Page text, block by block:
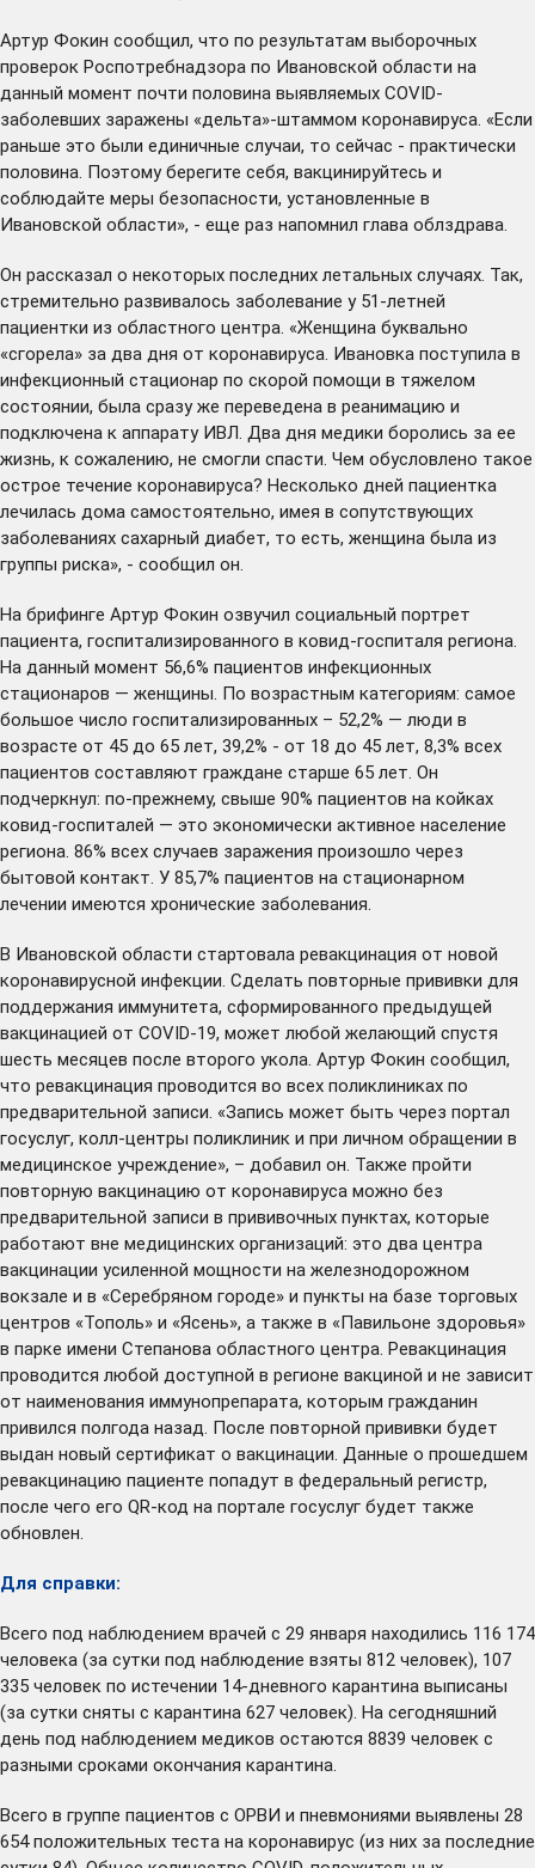
Артур Фокин сообщил, что по результатам выборочных
проверок Роспотребнадзора по Ивановской области на
данный момент почти половина выявляемых COVID-
заболевших заражены «дельта»-штаммом коронавируса. «Если
раньше это были единичные случаи, то сейчас - практически
половина. Поэтому берегите себя, вакцинируйтесь и
соблюдайте меры безопасности, установленные в
Ивановской области», - еще раз напомнил глава облздрава.
Он рассказал о некоторых последних летальных случаях. Так,
стремительно развивалось заболевание у 51-летней
пациентки из областного центра. «Женщина буквально
«сгорела» за два дня от коронавируса. Ивановка поступила в
инфекционный стационар по скорой помощи в тяжелом
состоянии, была сразу же переведена в реанимацию и
подключена к аппарату ИВЛ. Два дня медики боролись за ее
жизнь, к сожалению, не смогли спасти. Чем обусловлено такое
острое течение коронавируса? Несколько дней пациентка
лечилась дома самостоятельно, имея в сопутствующих
заболеваниях сахарный диабет, то есть, женщина была из
группы риска», - сообщил он.
На брифинге Артур Фокин озвучил социальный портрет
пациента, госпитализированного в ковид-госпиталя региона.
На данный момент 56,6% пациентов инфекционных
стационаров — женщины. По возрастным категориям: самое
большое число госпитализированных – 52,2% — люди в
возрасте от 45 до 65 лет, 39,2% - от 18 до 45 лет, 8,3% всех
пациентов составляют граждане старше 65 лет. Он
подчеркнул: по-прежнему, свыше 90% пациентов на койках
ковид-госпиталей — это экономически активное население
региона. 86% всех случаев заражения произошло через
бытовой контакт. У 85,7% пациентов на стационарном
лечении имеются хронические заболевания.
В Ивановской области стартовала ревакцинация от новой
коронавирусной инфекции. Сделать повторные прививки для
поддержания иммунитета, сформированного предыдущей
вакцинацией от COVID-19, может любой желающий спустя
шесть месяцев после второго укола. Артур Фокин сообщил,
что ревакцинация проводится во всех поликлиниках по
предварительной записи. «Запись может быть через портал
госуслуг, колл-центры поликлиник и при личном обращении в
медицинское учреждение», – добавил он. Также пройти
повторную вакцинацию от коронавируса можно без
предварительной записи в прививочных пунктах, которые
работают вне медицинских организаций: это два центра
вакцинации усиленной мощности на железнодорожном
вокзале и в «Серебряном городе» и пункты на базе торговых
центров «Тополь» и «Ясень», а также в «Павильоне здоровья»
в парке имени Степанова областного центра. Ревакцинация
проводится любой доступной в регионе вакциной и не зависит
от наименования иммунопрепарата, которым гражданин
привился полгода назад. После повторной прививки будет
выдан новый сертификат о вакцинации. Данные о прошедшем
ревакцинацию пациенте попадут в федеральный регистр,
после чего его QR-код на портале госуслуг будет также
обновлен.
Для справки:
Всего под наблюдением врачей с 29 января находились 116 174
человека (за сутки под наблюдение взяты 812 человек), 107
335 человек по истечении 14-дневного карантина выписаны
(за сутки сняты с карантина 627 человек). На сегодняшний
день под наблюдением медиков остаются 8839 человек с
разными сроками окончания карантина.
Всего в группе пациентов с ОРВИ и пневмониями выявлены 28
654 положительных теста на коронавирус (из них за последние